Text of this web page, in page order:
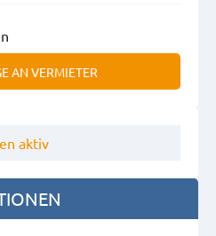
AN VERMIETER
aktiv